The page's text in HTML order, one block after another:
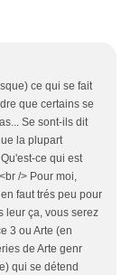
ce qui se fait
que certains se
Se sont-ils dit
la plupart
ce qui est
/> Pour moi,
faut trés peu pour
leur ça, vous serez
3 ou Arte (en
de Arte genr
qui se détend